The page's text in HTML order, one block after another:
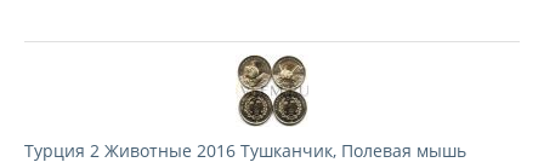
Турция 2 Животные 2016 Тушканчик, Полевая мышь